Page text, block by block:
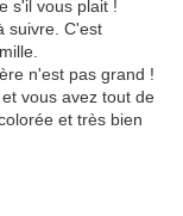
s'il vous plait !
suivre. C'est
n'est pas grand !
vous avez tout de
et très bien